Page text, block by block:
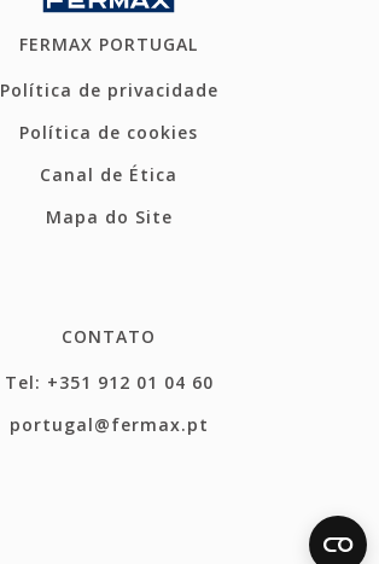
FERMAX PORTUGAL
Política de privacidade
Política de cookies
Canal de Ética
Mapa do Site
CONTATO
Tel: +351 912 01 04 60
portugal@fermax.pt